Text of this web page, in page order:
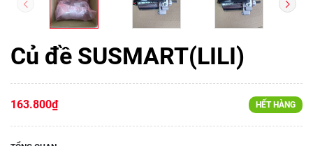
Củ đề SUSMART(LILI)
163.800₫ HẾT HÀNG